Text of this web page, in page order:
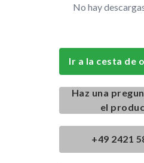
No hay
Ir a la cesta de
Haz una
el
+49 2421